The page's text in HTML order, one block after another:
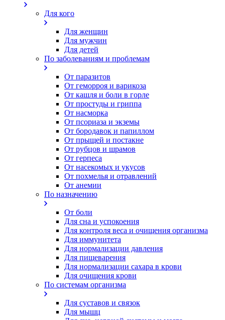
Для кого
Для женщин
Для мужчин
Для детей
По заболеваниям и проблемам
От паразитов
Oт геморроя и варикоза
От кашля и боли в горле
От простуды и гриппа
От насморка
Oт псориаза и экземы
От бородавок и папиллом
От прыщей и постакне
От рубцов и шрамов
От герпеса
От насекомых и укусов
От похмелья и отравлений
От анемии
По назначению
От боли
Для сна и успокоения
Для контроля веса и очищения организма
Для иммунитета
Для нормализации давления
Для пищеварения
Для нормализации сахара в крови
Для очищения крови
По системам организма
Для суставов и связок
Для мышц